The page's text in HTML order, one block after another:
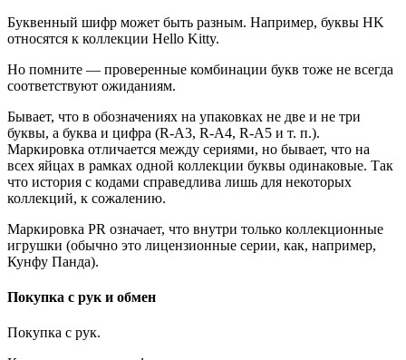
Буквенный шифр может быть разным. Например, буквы HK
относятся к коллекции Hello Kitty.
Но помните — проверенные комбинации букв тоже не всегда
соответствуют ожиданиям.
Бывает, что в обозначениях на упаковках не две и не три
буквы, а буква и цифра (R-A3, R-A4, R-A5 и т. п.).
Маркировка отличается между сериями, но бывает, что на
всех яйцах в рамках одной коллекции буквы одинаковые. Так
что история с кодами справедлива лишь для некоторых
коллекций, к сожалению.
Маркировка PR означает, что внутри только коллекционные
игрушки (обычно это лицензионные серии, как, например,
Кунфу Панда).
Покупка с рук и обмен
Покупка с рук.